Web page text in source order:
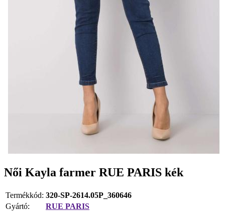
Női Kayla farmer RUE PARIS kék
Termékkód: 320-SP-2614.05P_360646
Gyártó:
RUE PARIS